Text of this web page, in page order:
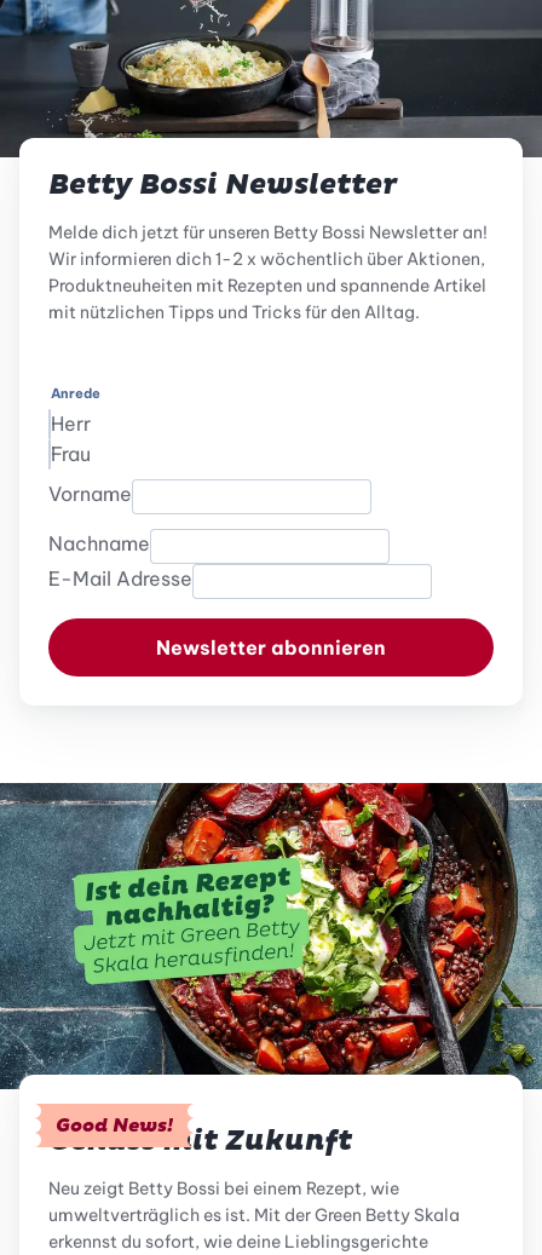
Betty Bossi Newsletter
Melde dich jetzt für unseren Betty Bossi Newsletter an!
Wir informieren dich 1-2 x wöchentlich über Aktionen,
Produktneuheiten mit Rezepten und spannende Artikel
mit nützlichen Tipps und Tricks für den Alltag.
Anrede
Herr
Frau
Vorname
Nachname
E-Mail Adresse
Newsletter abonnieren
Good News!
Genuss mit Zukunft
Neu zeigt Betty Bossi bei einem Rezept, wie
umweltverträglich es ist. Mit der Green Betty Skala
erkennst du sofort, wie deine Lieblingsgerichte